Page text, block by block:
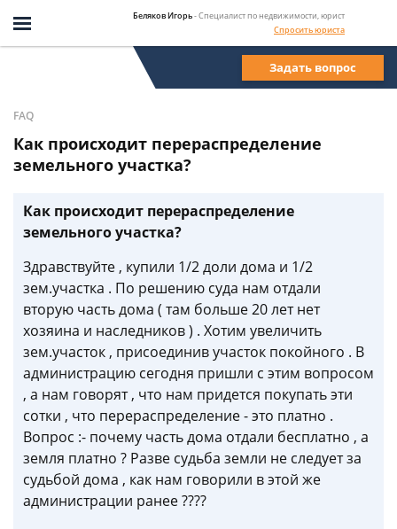
Беляков Игорь- Специалист по недвижимости, юрист
Спросить юриста
Задать вопрос
FAQ
Как происходит перераспределение
земельного участка?
Как происходит перераспределение
земельного участка?
Здравствуйте , купили 1/2 доли дома и 1/2
зем.участка . По решению суда нам отдали
вторую часть дома ( там больше 20 лет нет
хозяина и наследников ) . Хотим увеличить
зем.участок , присоединив участок покойного . В
администрацию сегодня пришли с этим вопросом
, а нам говорят , что нам придется покупать эти
сотки , что перераспределение - это платно .
Вопрос :- почему часть дома отдали бесплатно , а
земля платно ? Разве судьба земли не следует за
судьбой дома , как нам говорили в этой же
администрации ранее ????